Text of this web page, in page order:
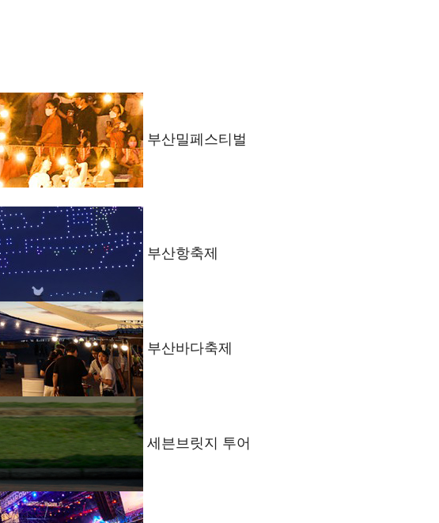
부산밀페스티벌
부산항축제
부산바다축제
세븐브릿지 투어